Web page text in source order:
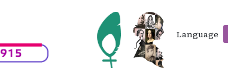
Language